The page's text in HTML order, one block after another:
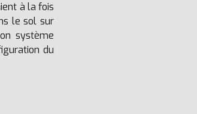
à la fois
le sol sur
système
du